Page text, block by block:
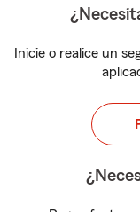
Inicie o realice un